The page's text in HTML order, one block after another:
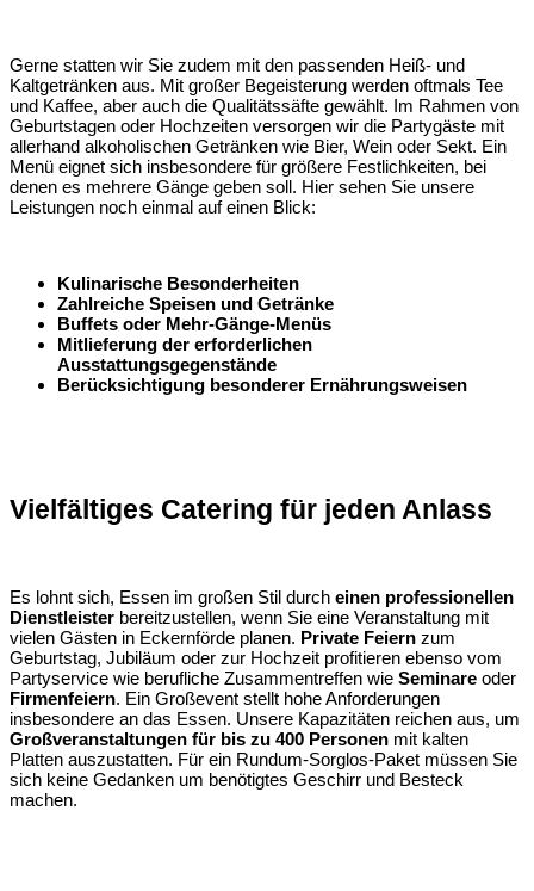
Gerne statten wir Sie zudem mit den passenden Heiß- und
Kaltgetränken aus. Mit großer Begeisterung werden oftmals Tee
und Kaffee, aber auch die Qualitätssäfte gewählt. Im Rahmen von
Geburtstagen oder Hochzeiten versorgen wir die Partygäste mit
allerhand alkoholischen Getränken wie Bier, Wein oder Sekt. Ein
Menü eignet sich insbesondere für größere Festlichkeiten, bei
denen es mehrere Gänge geben soll. Hier sehen Sie unsere
Leistungen noch einmal auf einen Blick:
Kulinarische Besonderheiten
Zahlreiche Speisen und Getränke
Buffets oder Mehr-Gänge-Menüs
Mitlieferung der erforderlichen
Ausstattungsgegenstände
Berücksichtigung besonderer Ernährungsweisen
Vielfältiges Catering für jeden Anlass
Es lohnt sich, Essen im großen Stil durch einen professionellen
Dienstleister bereitzustellen, wenn Sie eine Veranstaltung mit
vielen Gästen in Eckernförde planen. Private Feiern zum
Geburtstag, Jubiläum oder zur Hochzeit profitieren ebenso vom
Partyservice wie berufliche Zusammentreffen wie Seminare oder
Firmenfeiern. Ein Großevent stellt hohe Anforderungen
insbesondere an das Essen. Unsere Kapazitäten reichen aus, um
Großveranstaltungen für bis zu 400 Personen mit kalten
Platten auszustatten. Für ein Rundum-Sorglos-Paket müssen Sie
sich keine Gedanken um benötigtes Geschirr und Besteck
machen.